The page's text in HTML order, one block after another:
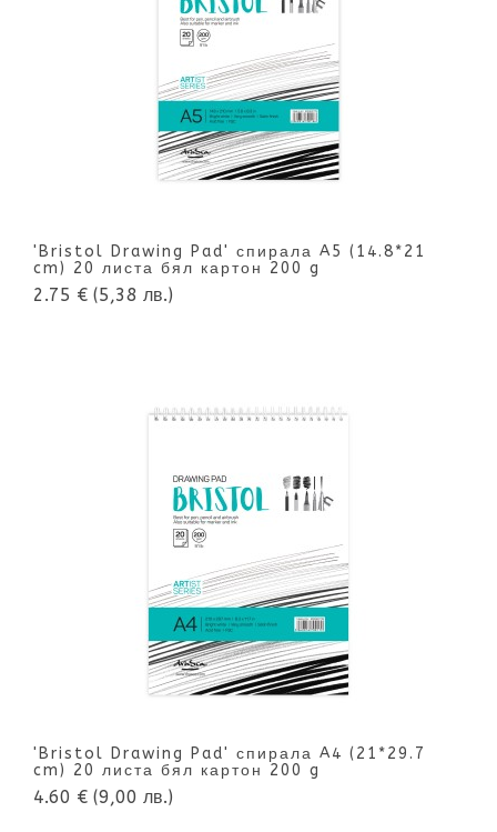
'Bristol Drawing Pad' спирала A5 (14.8*21
cm) 20 листа бял картон 200 g
2.75 € (5,38 лв.)
'Bristol Drawing Pad' спирала A4 (21*29.7
cm) 20 листа бял картон 200 g
4.60 € (9,00 лв.)